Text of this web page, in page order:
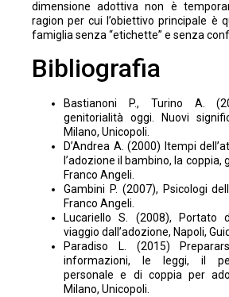
dimensione adottiva non è
ragion per cui l’obiettivo principale è
famiglia senza “etichette” e senza
Bibliografia
Bastianoni P., Turino A.
genitorialità oggi. Nuovi
Milano, Unicopoli.
D’Andrea A. (2000) Itempi
l’adozione il bambino, la coppia,
Franco Angeli.
Gambini P. (2007), Psicologi
Franco Angeli.
Lucariello S. (2008), Portato
viaggio dall’adozione, Napoli,
Paradiso L. (2015)
informazioni, le leggi, il
personale e di coppia per
Milano, Unicopoli.